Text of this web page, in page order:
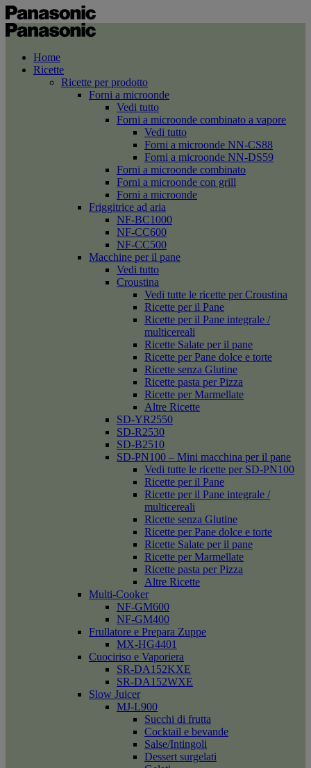
Home
Ricette
Ricette per prodotto
Forni a microonde
Vedi tutto
Forni a microonde combinato a vapore
Vedi tutto
Forni a microonde NN-CS88
Forni a microonde NN-DS59
Forni a microonde combinato
Forni a microonde con grill
Forni a microonde
Friggitrice ad aria
NF-BC1000
NF-CC600
NF-CC500
Macchine per il pane
Vedi tutto
Croustina
Vedi tutte le ricette per Croustina
Ricette per il Pane
Ricette per il Pane integrale /
multicereali
Ricette Salate per il pane
Ricette per Pane dolce e torte
Ricette senza Glutine
Ricette pasta per Pizza
Ricette per Marmellate
Altre Ricette
SD-YR2550
SD-R2530
SD-B2510
SD-PN100 – Mini macchina per il pane
Vedi tutte le ricette per SD-PN100
Ricette per il Pane
Ricette per il Pane integrale /
multicereali
Ricette senza Glutine
Ricette per Pane dolce e torte
Ricette Salate per il pane
Ricette per Marmellate
Ricette pasta per Pizza
Altre Ricette
Multi-Cooker
NF-GM600
NF-GM400
Frullatore e Prepara Zuppe
MX-HG4401
Cuociriso e Vaporiera
SR-DA152KXE
SR-DA152WXE
Slow Juicer
MJ-L900
Succhi di frutta
Cocktail e bevande
Salse/Intingoli
Dessert surgelati